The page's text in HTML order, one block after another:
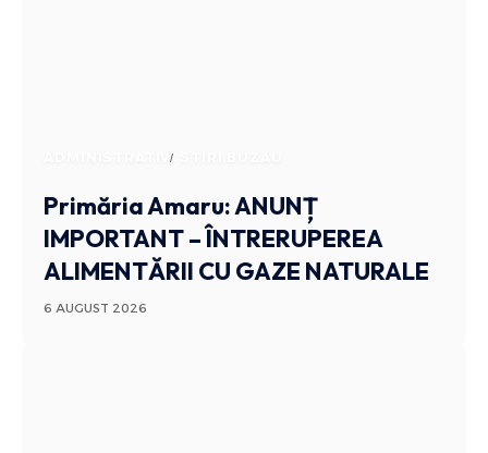
ADMINISTRATIV
Primăria Amaru: ANUNȚ
IMPORTANT – ÎNTRERUPEREA
ALIMENTĂRII CU GAZE NATURALE
6 AUGUST 2026